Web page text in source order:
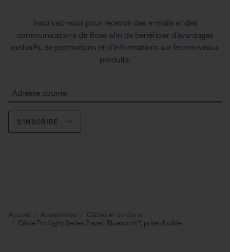
Inscrivez-vous pour recevoir des e-mails et des
communications de Bose afin de bénéficier d’avantages
exclusifs, de promotions et d’informations sur les nouveaux
produits.
Adresse courriel
S’INSCRIRE
Accueil Accessoires
Câbles et cordons
Câble Proflight Series 2 avec Bluetooth®, prise double